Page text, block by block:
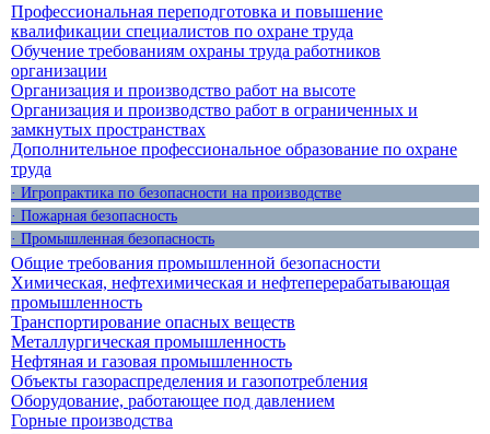
Профессиональная переподготовка и повышение
квалификации специалистов по охране труда
Обучение требованиям охраны труда работников
организации
Организация и производство работ на высоте
Организация и производство работ в ограниченных и
замкнутых пространствах
Дополнительное профессиональное образование по охране
труда
· Игропрактика по безопасности на производстве
· Пожарная безопасность
· Промышленная безопасность
Общие требования промышленной безопасности
Химическая, нефтехимическая и нефтеперерабатывающая
промышленность
Транспортирование опасных веществ
Металлургическая промышленность
Нефтяная и газовая промышленность
Объекты газораспределения и газопотребления
Оборудование, работающее под давлением
Горные производства